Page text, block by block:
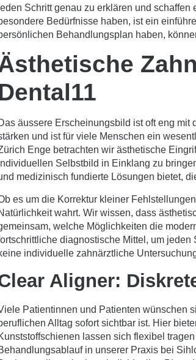
Schritt genau zu erklären und
Bedürfnisse haben, ist ein
Behandlungsplan haben,
äussere Erscheinungsbild ist oft eng
und ist für viele Menschen ein
Enge betrachten wir ästhetische
Selbstbild in Einklang zu
medizinisch fundierte Lösungen bietet,
es um die Korrektur kleiner
wahrt. Wir wissen, dass
welche Möglichkeiten die
diagnostische Mittel, um
individuelle zahnärztliche
Aligner:
Patientinnen und Patienten wünschen
Alltag sofort sichtbar ist. Hier
lassen sich flexibel
in unserer Praxis bei